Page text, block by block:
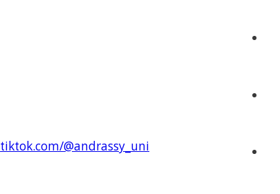
tiktok.com/@andrassy_uni